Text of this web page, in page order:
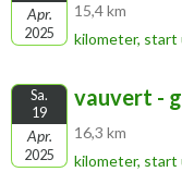
Apr.
2025
15,4 km
kilometer, start
Sa.
19
Apr.
2025
vauvert -
16,3 km
kilometer, start